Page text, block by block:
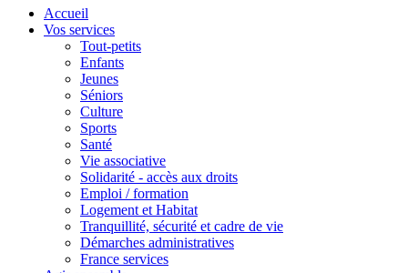
Accueil
Vos services
Tout-petits
Enfants
Jeunes
Séniors
Culture
Sports
Santé
Vie associative
Solidarité - accès aux droits
Emploi / formation
Logement et Habitat
Tranquillité, sécurité et cadre de vie
Démarches administratives
France services